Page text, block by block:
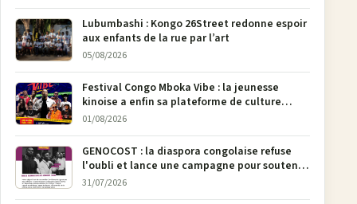
Lubumbashi : Kongo 26Street redonne espoir
aux enfants de la rue par l’art
05/08/2026
Festival Congo Mboka Vibe : la jeunesse
kinoise a enfin sa plateforme de culture
urbaine
01/08/2026
GENOCOST : la diaspora congolaise refuse
l'oubli et lance une campagne pour soutenir
la pétition FONAREV depuis Bruxelles
31/07/2026